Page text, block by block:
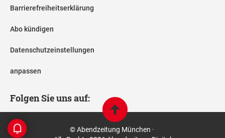
Barrierefreiheitserklärung
Abo kündigen
Datenschutzeinstellungen
anpassen
Folgen Sie uns auf:
© Abendzeitung München ·